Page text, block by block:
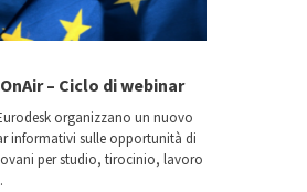
– Ciclo di webinar
organizzano un nuovo
informativi sulle opportunità di
per studio, tirocinio, lavoro